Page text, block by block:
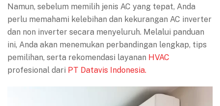
Namun, sebelum memilih jenis AC yang tepat, Anda
perlu memahami kelebihan dan kekurangan AC inverter
dan non inverter secara menyeluruh. Melalui panduan
ini, Anda akan menemukan perbandingan lengkap, tips
pemilihan, serta rekomendasi layanan HVAC
profesional dari PT Datavis Indonesia.